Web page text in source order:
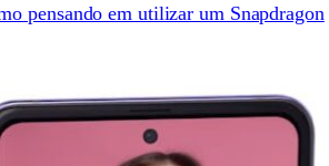
pensando em utilizar um Snapdragon